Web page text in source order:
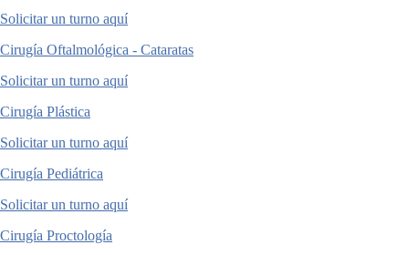
Solicitar un turno aquí
Cirugía Oftalmológica - Cataratas
Solicitar un turno aquí
Cirugía Plástica
Solicitar un turno aquí
Cirugía Pediátrica
Solicitar un turno aquí
Cirugía Proctología